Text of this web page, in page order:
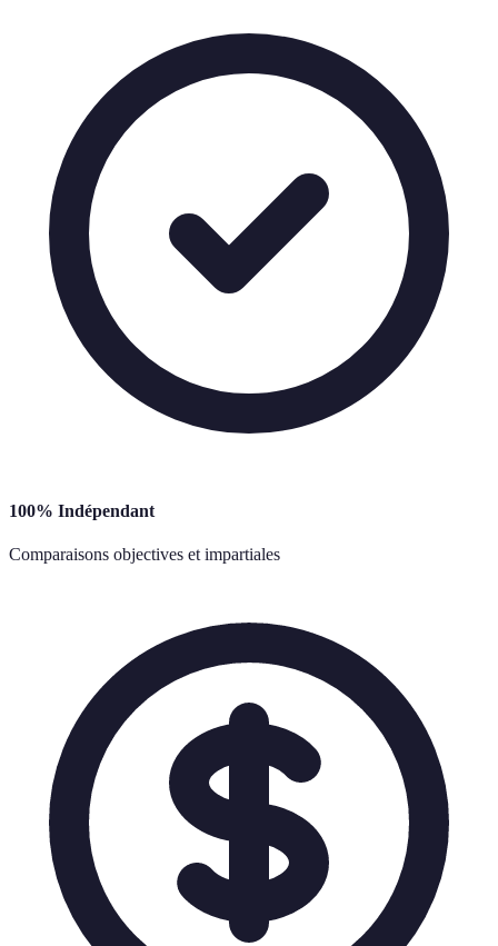
100% Indépendant
Comparaisons objectives et impartiales